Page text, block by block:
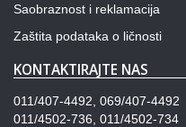
Saobraznost i reklamacija
Zaštita podataka o ličnosti
KONTAKTIRAJTE NAS
011/407-4492, 069/407-4492
011/4502-736, 011/4502-734